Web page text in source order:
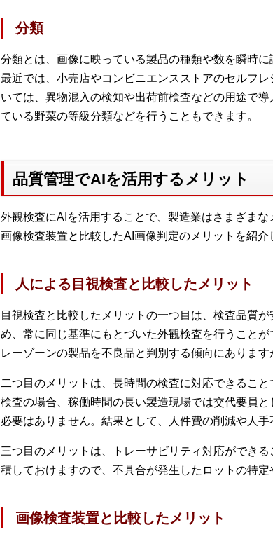
分類
分類とは、画像に映っている製品の種類や数を瞬時に
最近では、小売店やコンビニエンスストアのセルフ
いては、異物混入の検知や出荷前検査などの用途で
ている野菜の等級分類などを行うこともできます。
品質管理でAIを活用するメリット
外観検査にAIを活用することで、製造業はさまざま
画像検査装置と比較したAI画像判定のメリットを紹介
人による目視検査と比較したメリット
目視検査と比較したメリットの一つ目は、検査品質
め、常に同じ基準にもとづいた外観検査を行うこと
レーゾーンの製品を不良品と判別する傾向にありま
二つ目のメリットは、長時間の検査に対応できるこ
検査の場合、稼働時間の長い製造現場では交代要員
必要はありません。結果として、人件費の削減や人手
三つ目のメリットは、トレーサビリティ対応ができ
積しておけますので、不具合が発生したロットの特定
画像検査装置と比較したメリット